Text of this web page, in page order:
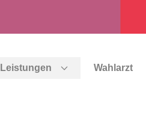
Leistungen Wahlarzt